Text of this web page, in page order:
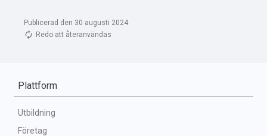
Publicerad den 30 augusti 2024
Redo att återanvändas
Plattform
Utbildning
Företag